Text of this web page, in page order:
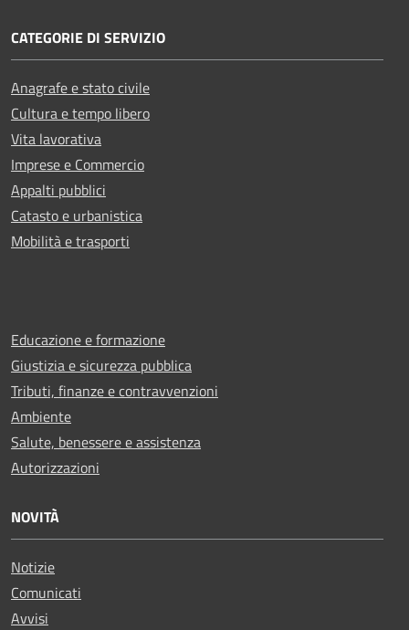
CATEGORIE DI SERVIZIO
Anagrafe e stato civile
Cultura e tempo libero
Vita lavorativa
Imprese e Commercio
Appalti pubblici
Catasto e urbanistica
Mobilità e trasporti
Educazione e formazione
Giustizia e sicurezza pubblica
Tributi, finanze e contravvenzioni
Ambiente
Salute, benessere e assistenza
Autorizzazioni
NOVITÀ
Notizie
Comunicati
Avvisi